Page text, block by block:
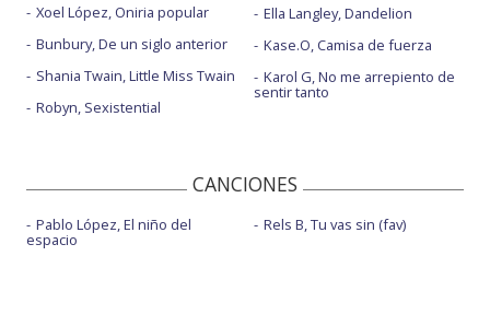
Xoel López, Oniria popular
Bunbury, De un siglo anterior
Shania Twain, Little Miss Twain
Robyn, Sexistential
Ella Langley, Dandelion
Kase.O, Camisa de fuerza
Karol G, No me arrepiento de
sentir tanto
CANCIONES
Pablo López, El niño del
espacio
Rels B, Tu vas sin (fav)